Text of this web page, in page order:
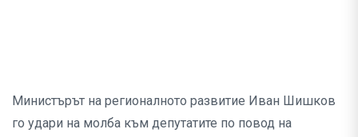
Министърът на регионалното развитие Иван Шишков
го удари на молба към депутатите по повод на